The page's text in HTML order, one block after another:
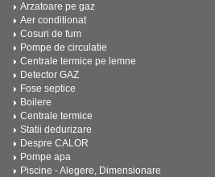
Arzatoare pe gaz
Aer conditionat
Cosuri de fum
Pompe de circulatie
Centrale termice pe lemne
Detector GAZ
Fose septice
Boilere
Centrale termice
Statii dedurizare
Despre CALOR
Pompe apa
Piscine - Alegere, Dimensionare